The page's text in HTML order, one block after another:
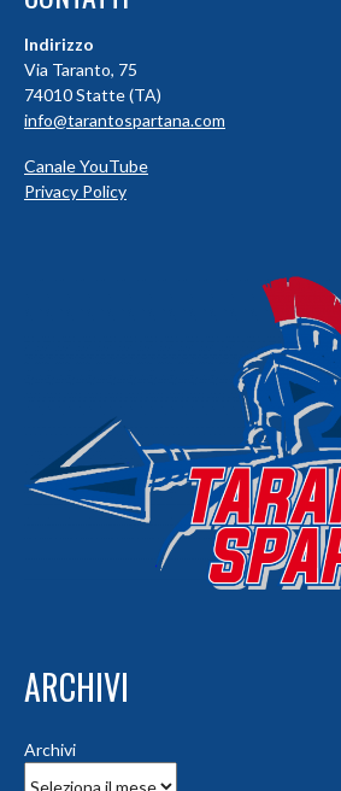
Indirizzo
Via Taranto, 75
74010 Statte (TA)
info@tarantospartana.com
Canale YouTube
Privacy Policy
ARCHIVI
Archivi